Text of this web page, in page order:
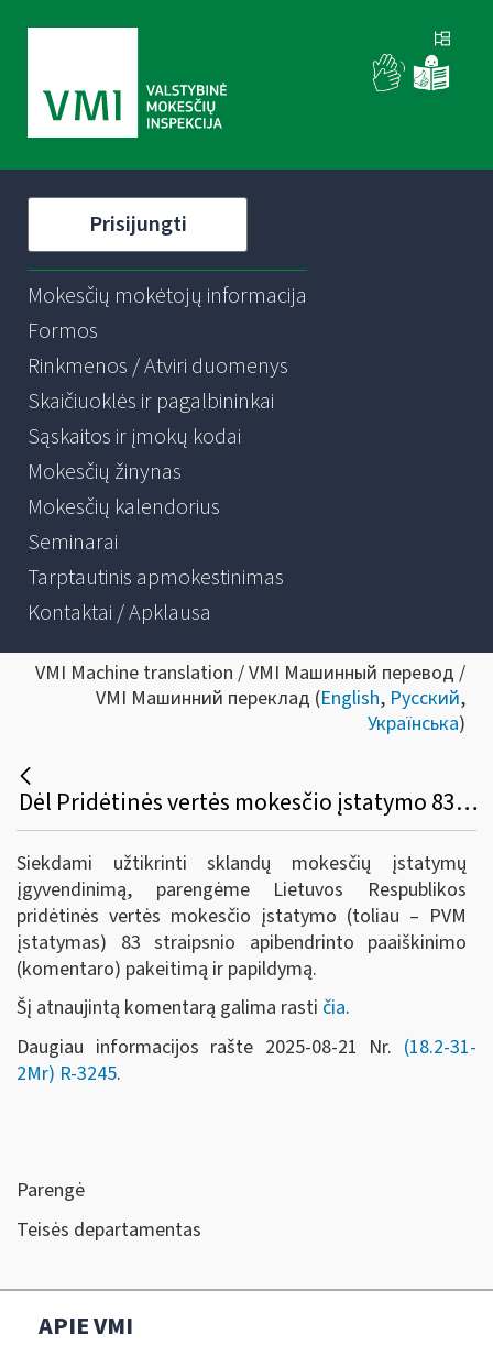
Prisijungti
Mokesčių mokėtojų informacija
Formos
Rinkmenos / Atviri duomenys
Skaičiuoklės ir pagalbininkai
Sąskaitos ir įmokų kodai
Mokesčių žinynas
Mokesčių kalendorius
Seminarai
Tarptautinis apmokestinimas
Kontaktai / Apklausa
VMI Machine translation / VMI Машинный перевод /
VMI Машинний переклад (English, Русский,
Українська)
Dėl Pridėtinės vertės mokesčio įstatymo 83 straipsnio apibendrinto paaiškinimo (komentaro)
Siekdami užtikrinti sklandų mokesčių įstatymų
įgyvendinimą, parengėme Lietuvos Respublikos
pridėtinės vertės mokesčio įstatymo (toliau – PVM
įstatymas) 83 straipsnio apibendrinto paaiškinimo
(komentaro) pakeitimą ir papildymą.
Šį atnaujintą komentarą galima rasti čia.
Daugiau informacijos rašte 2025-08-21 Nr. (18.2-31-
2Mr) R-3245.
Parengė
Teisės departamentas
APIE VMI